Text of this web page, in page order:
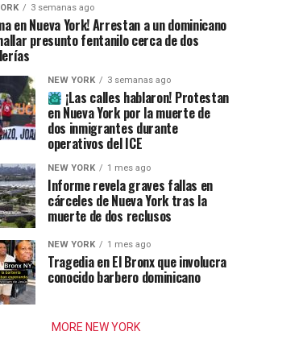
3 semanas ago
en Nueva York! Arrestan a un dominicano
presunto fentanilo cerca de dos
NEW YORK 3 semanas ago
¡Las calles hablaron! Protestan
en Nueva York por la muerte de
dos inmigrantes durante
operativos del ICE
NEW YORK 1 mes ago
Informe revela graves fallas en
cárceles de Nueva York tras la
muerte de dos reclusos
NEW YORK 1 mes ago
Tragedia en El Bronx que involucra
conocido barbero dominicano
MORE NEW YORK